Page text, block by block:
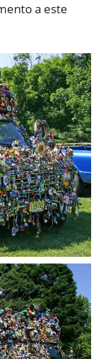
a este